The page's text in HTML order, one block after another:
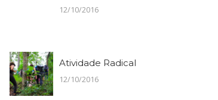
12/10/2016
Atividade Radical
12/10/2016